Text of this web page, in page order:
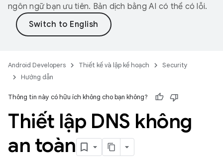
ngôn ngữ bạn ưu tiên. Bản dịch bằng AI có thể có lỗi.
Android Developers Thiết kế và lập kế hoạch
Security
Hướng dẫn
Thông tin này có hữu ích không cho bạn không?
Thiết lập DNS không
an toàn